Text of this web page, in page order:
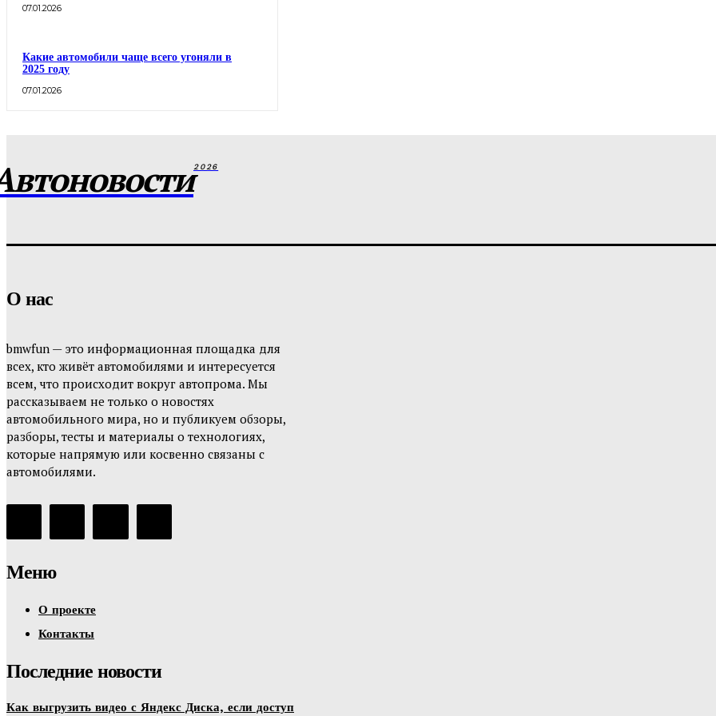
07.01.2026
Какие автомобили чаще всего угоняли в
2025 году
07.01.2026
2026
О нас
bmwfun — это информационная площадка для
всех, кто живёт автомобилями и интересуется
всем, что происходит вокруг автопрома. Мы
рассказываем не только о новостях
автомобильного мира, но и публикуем обзоры,
разборы, тесты и материалы о технологиях,
которые напрямую или косвенно связаны с
автомобилями.
Меню
О проекте
Контакты
Последние новости
Как выгрузить видео с Яндекс Диска, если доступ